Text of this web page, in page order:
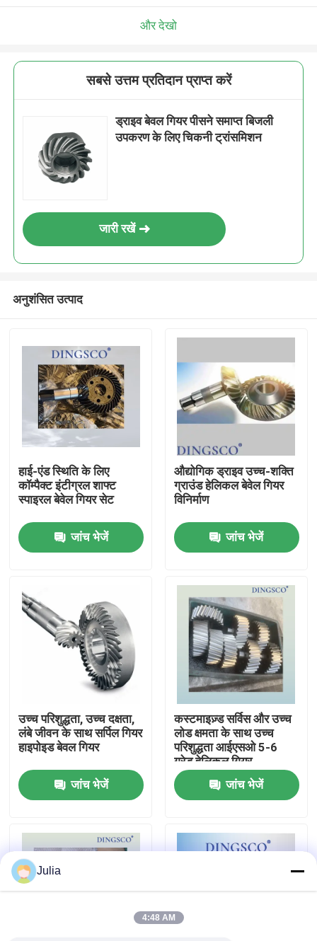
वीडियो
फ़ैक्टरी टूर
गुणवत्ता नियंत्रण
हमसे संपर्क करें
मामले
और देखो
सबसे उत्तम प्रतिदान प्राप्त करें
ड्राइव बेवल गियर पीसने समाप्त बिजली
उपकरण के लिए चिकनी ट्रांसमिशन
जारी रखें
अनुशंसित उत्पाद
हाई-एंड स्थिति के लिए
कॉम्पैक्ट इंटीग्रल शाफ्ट
स्पाइरल बेवेल गियर सेट
जांच भेजें
औद्योगिक ड्राइव उच्च-शक्ति
ग्राउंड हेलिकल बेवेल गियर
विनिर्माण
जांच भेजें
उच्च परिशुद्धता, उच्च दक्षता,
लंबे जीवन के साथ सर्पिल गियर
हाइपोइड बेवल गियर
जांच भेजें
कस्टमाइज़्ड सर्विस और उच्च
लोड क्षमता के साथ उच्च
परिशुद्धता आईएसओ 5-6
ग्रेड हेलिकल गियर
जांच भेजें
Julia
4:48 AM